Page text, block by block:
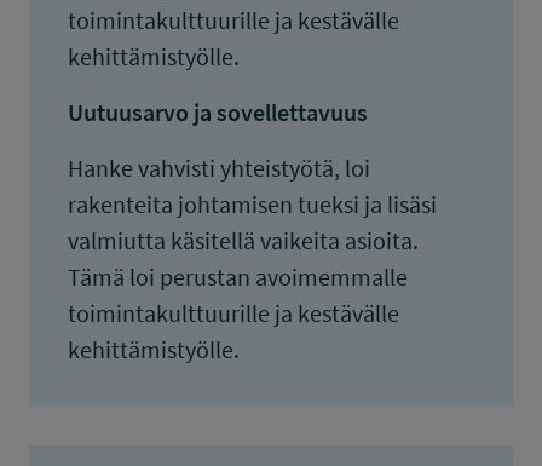
toimintakulttuurille ja kestävälle
kehittämistyölle.
Uutuusarvo ja sovellettavuus
Hanke vahvisti yhteistyötä, loi
rakenteita johtamisen tueksi ja lisäsi
valmiutta käsitellä vaikeita asioita.
Tämä loi perustan avoimemmalle
toimintakulttuurille ja kestävälle
kehittämistyölle.